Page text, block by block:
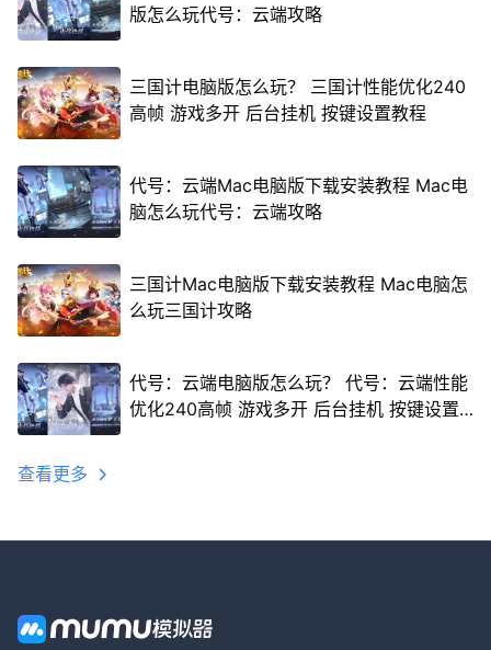
版怎么玩代号：云端攻略
三国计电脑版怎么玩？ 三国计性能优化240
高帧 游戏多开 后台挂机 按键设置教程
代号：云端Mac电脑版下载安装教程 Mac电
脑怎么玩代号：云端攻略
三国计Mac电脑版下载安装教程 Mac电脑怎
么玩三国计攻略
代号：云端电脑版怎么玩？ 代号：云端性能
优化240高帧 游戏多开 后台挂机 按键设置
查看更多